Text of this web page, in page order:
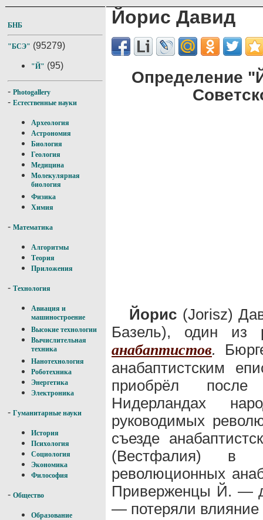
БНБ
"БСЭ" (95279)
"Й" (95)
- Photogallery
- Естественные науки
Археология
Астрономия
Биология
Геология
Медицина
Молекулярная
биология
Физика
Химия
- Математика
Алгоритмы
Теория
Приложения
- Технология
Авиация и
машиностроение
Высокие технологии
Вычислительная
техника
Нанотехнология
Роботехника
Энергетика
Электроника
- Гуманитарные науки
История
Психология
Социология
Экономика
Философия
- Общество
Образование
Йорис Давид
Определение
Йорис (Jorisz)
Базель), один из
анабаптистов.
анабаптистским
приобрёл
Нидерландах
руководимых
съезде
(Вестфалия) в
революционных
Приверженцы Й. —
— потеряли влияние